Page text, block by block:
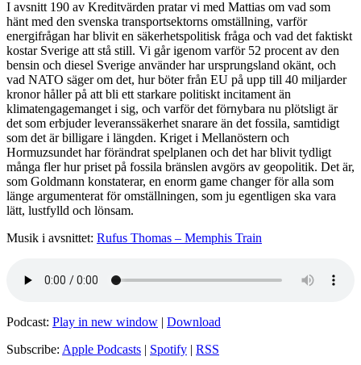
I avsnitt 190 av Kreditvärden pratar vi med Mattias om vad som
hänt med den svenska transportsektorns omställning, varför
energifrågan har blivit en säkerhetspolitisk fråga och vad det faktiskt
kostar Sverige att stå still. Vi går igenom varför 52 procent av den
bensin och diesel Sverige använder har ursprungsland okänt, och
vad NATO säger om det, hur böter från EU på upp till 40 miljarder
kronor håller på att bli ett starkare politiskt incitament än
klimatengagemanget i sig, och varför det förnybara nu plötsligt är
det som erbjuder leveranssäkerhet snarare än det fossila, samtidigt
som det är billigare i längden. Kriget i Mellanöstern och
Hormuzsundet har förändrat spelplanen och det har blivit tydligt
många fler hur priset på fossila bränslen avgörs av geopolitik. Det är,
som Goldmann konstaterar, en enorm game changer för alla som
länge argumenterat för omställningen, som ju egentligen ska vara
lätt, lustfylld och lönsam.
Musik i avsnittet: Rufus Thomas – Memphis Train
Podcast: Play in new window | Download
Subscribe: Apple Podcasts | Spotify | RSS